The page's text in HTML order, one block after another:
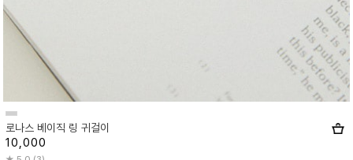
로나스 베이직 링 귀걸이
10,000